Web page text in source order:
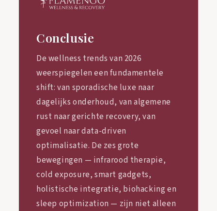
Conclusie
De wellness trends van 2026
weerspiegelen een fundamentele
shift: van sporadische luxe naar
dagelijks onderhoud, van algemene
rust naar gerichte recovery, van
gevoel naar data-driven
optimalisatie. De zes grote
bewegingen — infrarood therapie,
cold exposure, smart gadgets,
holistische integratie, biohacking en
sleep optimization — zijn niet alleen